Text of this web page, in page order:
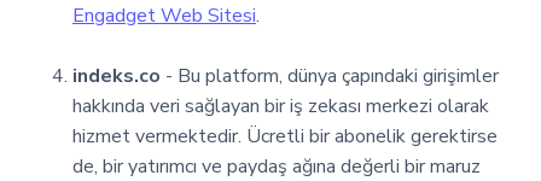
Engadget Web Sitesi.
indeks.co - Bu platform, dünya çapındaki girişimler
hakkında veri sağlayan bir iş zekası merkezi olarak
hizmet vermektedir. Ücretli bir abonelik gerektirse
de, bir yatırımcı ve paydaş ağına değerli bir maruz